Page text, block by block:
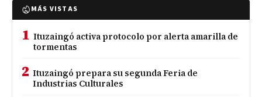
MÁS VISTAS
1 Ituzaingó activa protocolo por alerta amarilla de
tormentas
2 Ituzaingó prepara su segunda Feria de
Industrias Culturales